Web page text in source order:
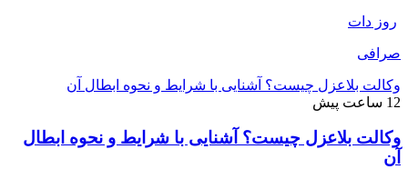
روز دات
صرافی
وکالت بلاعزل چیست؟ آشنایی با شرایط و نحوه ابطال آن
12 ساعت پیش
وکالت بلاعزل چیست؟ آشنایی با شرایط و نحوه ابطال
آن